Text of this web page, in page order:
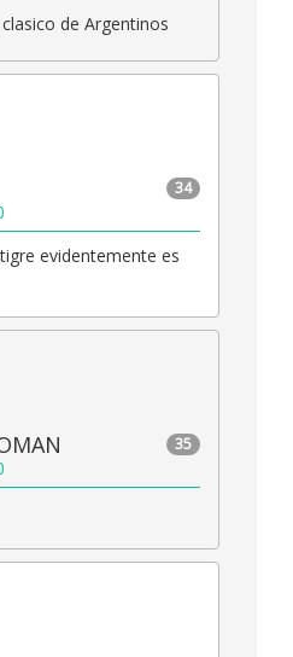
de Argentinos
34
evidentemente es
35